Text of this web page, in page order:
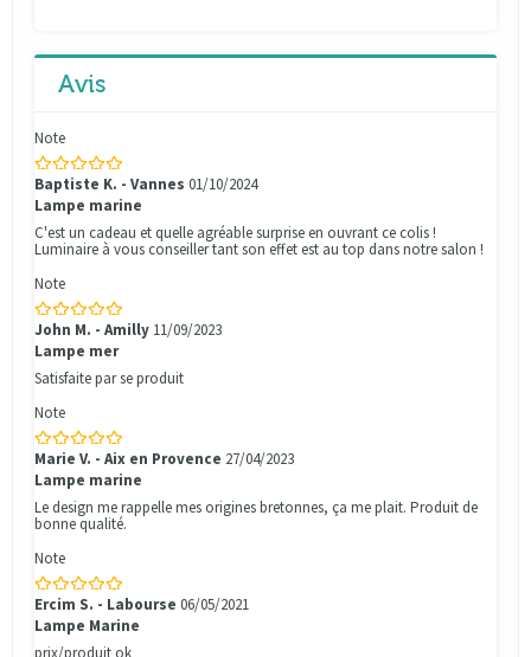
Avis
Note
Baptiste K. - Vannes 01/10/2024
Lampe marine
C'est un cadeau et quelle agréable surprise en ouvrant ce colis !
Luminaire à vous conseiller tant son effet est au top dans notre salon !
Note
John M. - Amilly 11/09/2023
Lampe mer
Satisfaite par se produit
Note
Marie V. - Aix en Provence 27/04/2023
Lampe marine
Le design me rappelle mes origines bretonnes, ça me plait. Produit de
bonne qualité.
Note
Ercim S. - Labourse 06/05/2021
Lampe Marine
prix/produit ok